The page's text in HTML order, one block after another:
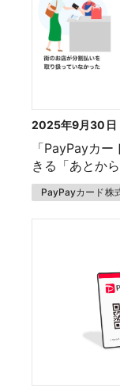
2025年9月30日
「PayPayカ
きる「あとか
PayPayカード株